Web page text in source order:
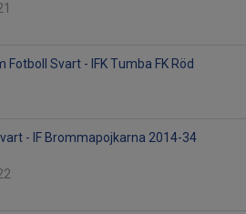
Fotboll Svart - IFK Tumba FK Röd
- IF Brommapojkarna 2014-34